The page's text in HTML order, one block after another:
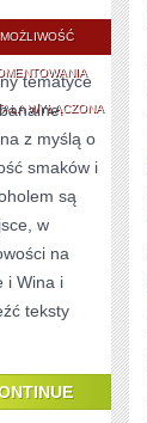
MOŻLIWOŚĆ
WINA
I
WINNICE
WYŁĄCZONA
tematyce
z myślą o
smaków i
są
w
na
i Wina i
teksty